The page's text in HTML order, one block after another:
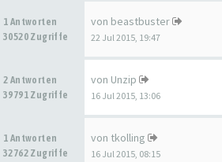
1 Antworten
30520 Zugriffe
von beastbuster
22 Jul 2015, 19:47
2 Antworten
39791 Zugriffe
von Unzip
16 Jul 2015, 13:06
1 Antworten
32762 Zugriffe
von tkolling
16 Jul 2015, 08:15